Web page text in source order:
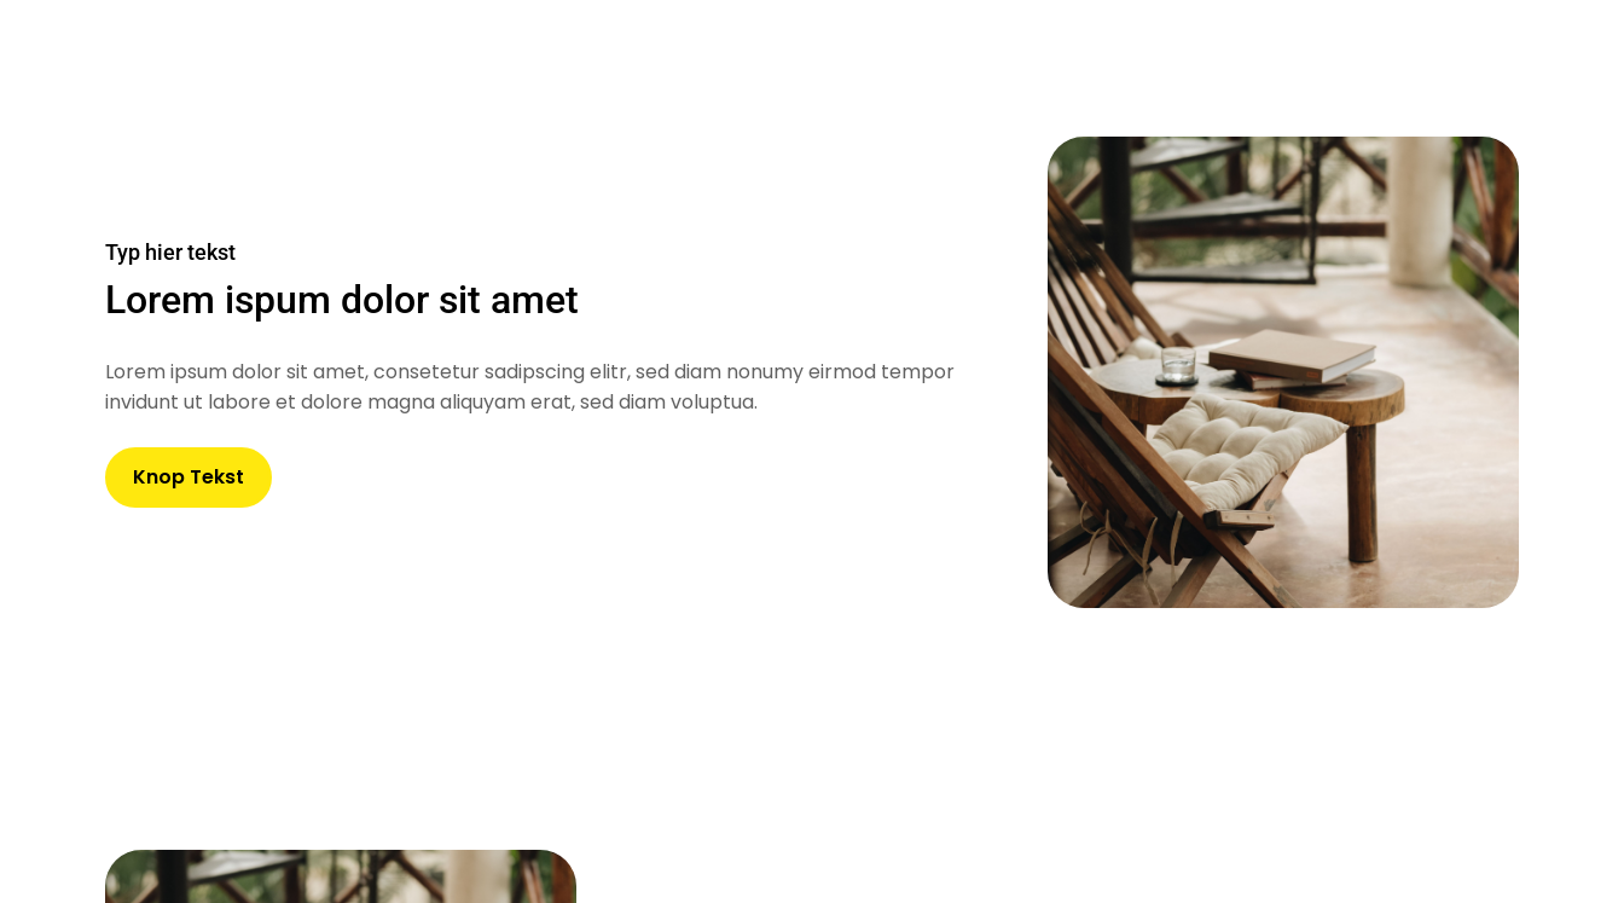
Typ hier tekst
Lorem ispum dolor sit amet
Lorem ipsum dolor sit amet, consetetur sadipscing elitr, sed diam nonumy eirmod tempor
invidunt ut labore et dolore magna aliquyam erat, sed diam voluptua.
Knop Tekst